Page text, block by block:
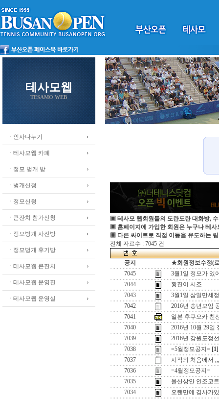
테사모웹
TESAMO WEB
ㆍ인사나누기
ㆍ테사모웹 카페
ㆍ정모 벙개 방
ㆍ벙개신청
ㆍ정모신청
ㆍ큰잔치 참가신청
ㆍ정모벙개 사진방
ㆍ정모벙개 후기방
ㆍ테사모웹 큰잔치
ㆍ테사모웹 운영진
ㆍ테사모웹 운영실
▣ 테사모 웹회원들의 도란도란 대화방,
▣ 홈페이지에 가입한 회원은 누구나 테사
▣ 다른 싸이트로 직접 이동을 유도하는
전체 자료수 : 7045 건
공지
★회원정보수정(
7045
3월1일 정모가 있
7044
황진이 시조
7043
3월1일 삼일만세
7042
2016년 송년모임
7041
일본 후쿠오카 친
7040
2016년 10월 29일
7039
2016년 강원도정
7038
=5월정모공지= [1]
7037
시작의 처음에서 ,,,
7036
=4월정모공지=
7035
울산상안 인조코
7034
오랜만에 경사가